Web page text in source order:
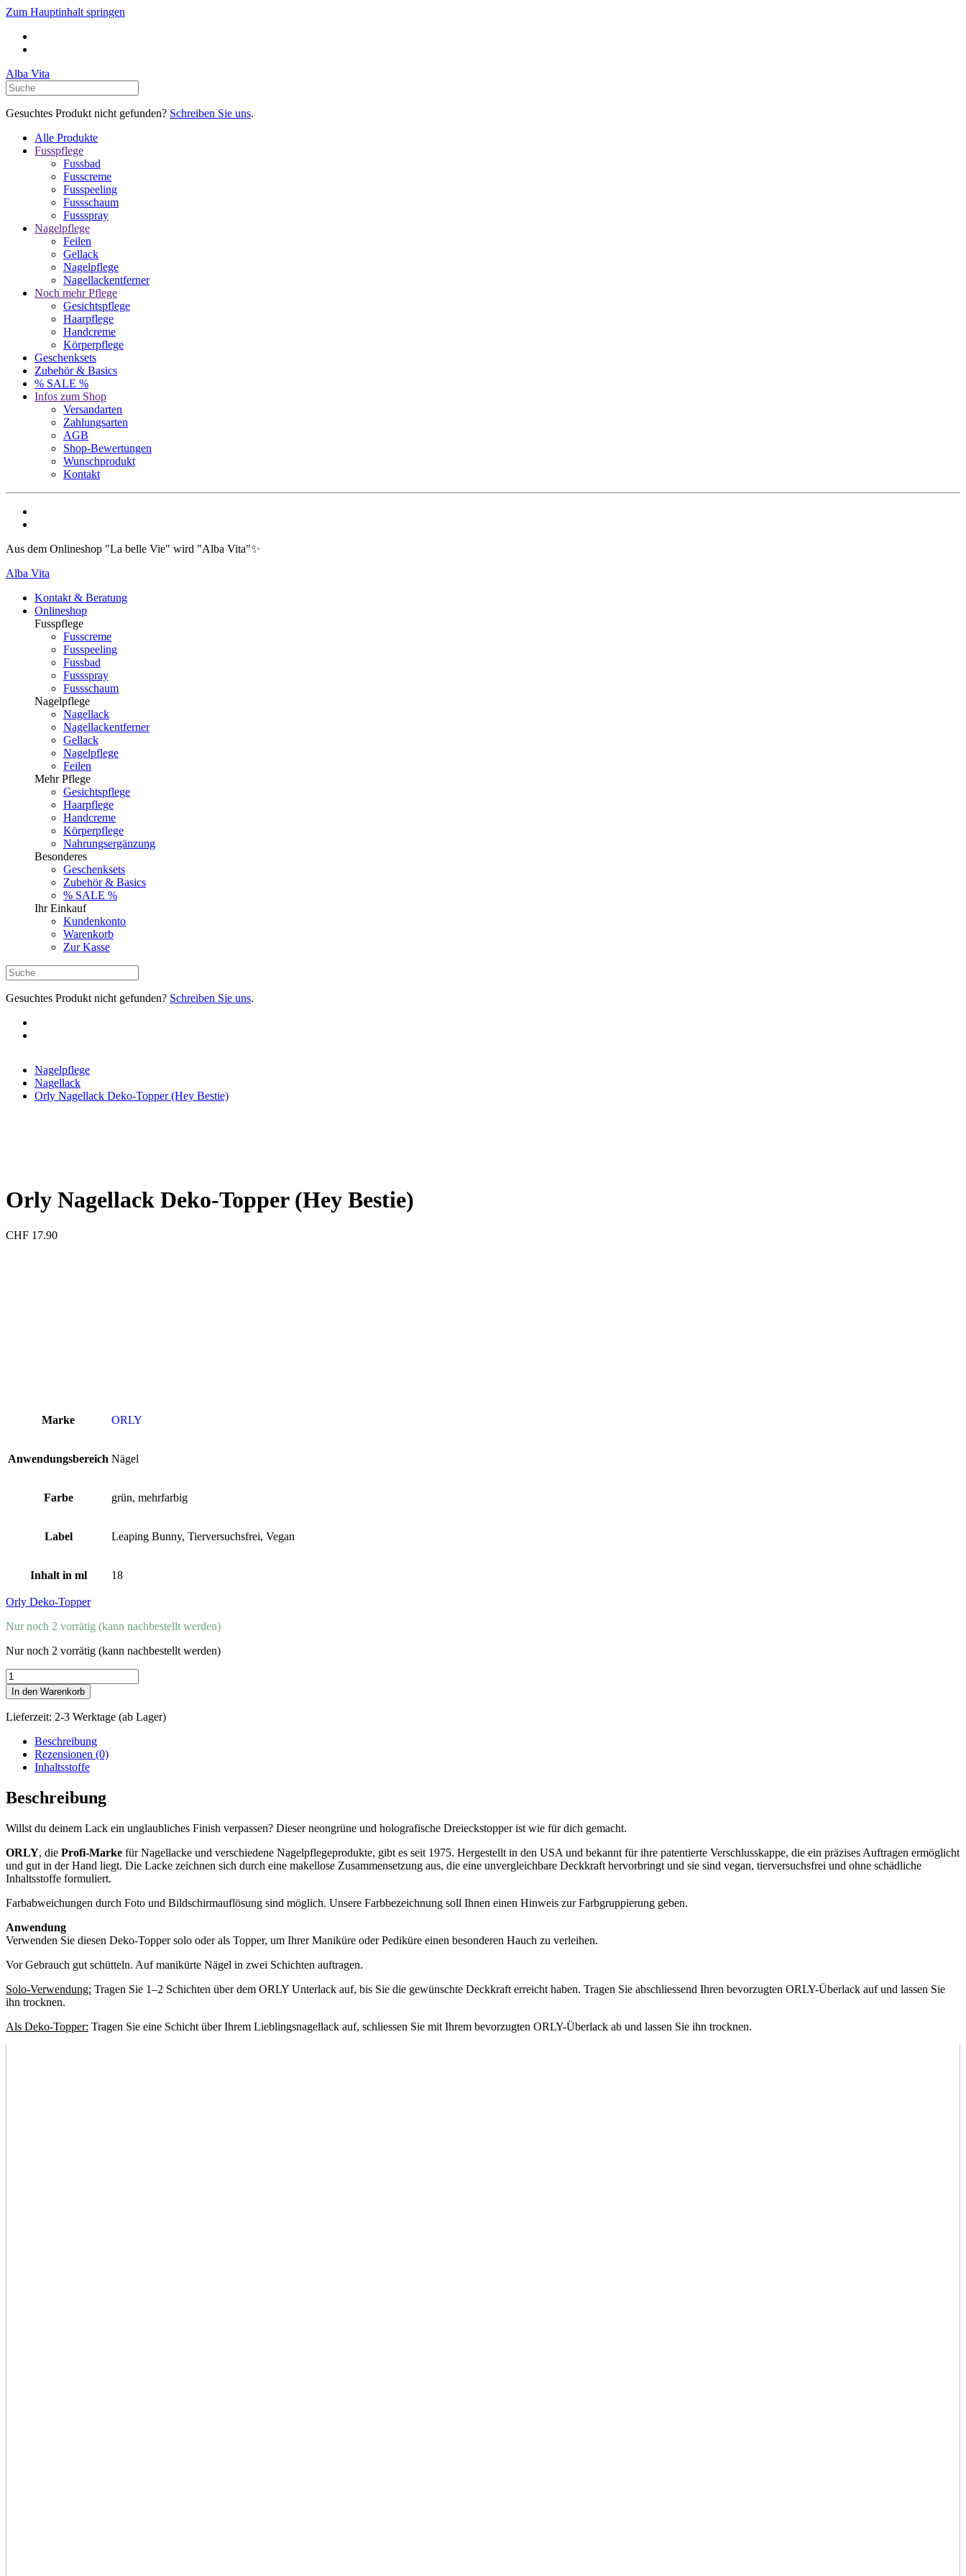
Zum Hauptinhalt springen
Alba Vita
Gesuchtes Produkt nicht gefunden? Schreiben Sie uns.
Alle Produkte
Fusspflege
Fussbad
Fusscreme
Fusspeeling
Fussschaum
Fussspray
Nagelpflege
Feilen
Gellack
Nagelpflege
Nagellackentferner
Noch mehr Pflege
Gesichtspflege
Haarpflege
Handcreme
Körperpflege
Geschenksets
Zubehör & Basics
% SALE %
Infos zum Shop
Versandarten
Zahlungsarten
AGB
Shop-Bewertungen
Wunschprodukt
Kontakt
Aus dem Onlineshop "La belle Vie" wird "Alba Vita"✨
Alba Vita
Kontakt & Beratung
Onlineshop
Fusspflege
Fusscreme
Fusspeeling
Fussbad
Fussspray
Fussschaum
Nagelpflege
Nagellack
Nagellackentferner
Gellack
Nagelpflege
Feilen
Mehr Pflege
Gesichtspflege
Haarpflege
Handcreme
Körperpflege
Nahrungsergänzung
Besonderes
Geschenksets
Zubehör & Basics
% SALE %
Ihr Einkauf
Kundenkonto
Warenkorb
Zur Kasse
Gesuchtes Produkt nicht gefunden? Schreiben Sie uns.
Nagelpflege
Nagellack
Orly Nagellack Deko-Topper (Hey Bestie)
Orly Nagellack Deko-Topper (Hey Bestie)
CHF 17.90
Marke ORLY
Anwendungsbereich Nägel
Farbe grün, mehrfarbig
Label Leaping Bunny, Tierversuchsfrei, Vegan
Inhalt in ml 18
Orly Deko-Topper
Nur noch 2 vorrätig (kann nachbestellt werden)
Nur noch 2 vorrätig (kann nachbestellt werden)
Orly
Nagellack
Deko-
Topper
Bestie)
Menge
In den Warenkorb
Lieferzeit: 2-3 Werktage (ab Lager)
Beschreibung
Rezensionen (0)
Inhaltsstoffe
Beschreibung
Willst du deinem Lack ein unglaubliches Finish verpassen? Dieser neongrüne und holografische Dreieckstopper ist wie für dich gemacht.
ORLY, die Profi-Marke für Nagellacke und verschiedene Nagelpflegeprodukte, gibt es seit 1975. Hergestellt in den USA und bekannt für ihre patentierte Verschlusskappe, die ein präzises Auftragen ermöglicht
und gut in der Hand liegt. Die Lacke zeichnen sich durch eine makellose Zusammensetzung aus, die eine unvergleichbare Deckkraft hervorbringt und sie sind vegan, tierversuchsfrei und ohne schädliche
Inhaltsstoffe formuliert.
Farbabweichungen durch Foto und Bildschirmauflösung sind möglich. Unsere Farbbezeichnung soll Ihnen einen Hinweis zur Farbgruppierung geben.
Anwendung
Verwenden Sie diesen Deko-Topper solo oder als Topper, um Ihrer Maniküre oder Pediküre einen besonderen Hauch zu verleihen.
Vor Gebrauch gut schütteln. Auf manikürte Nägel in zwei Schichten auftragen.
Solo-Verwendung: Tragen Sie 1–2 Schichten über dem ORLY Unterlack auf, bis Sie die gewünschte Deckkraft erreicht haben. Tragen Sie abschliessend Ihren bevorzugten ORLY-Überlack auf und lassen Sie
ihn trocknen.
Als Deko-Topper: Tragen Sie eine Schicht über Ihrem Lieblingsnagellack auf, schliessen Sie mit Ihrem bevorzugten ORLY-Überlack ab und lassen Sie ihn trocknen.